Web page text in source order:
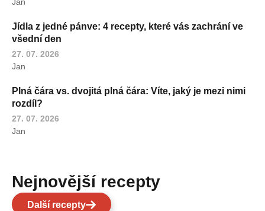
Jídla z jedné pánve: 4 recepty, které vás zachrání ve
všední den
27. 07. 2026
Jan
Plná čára vs. dvojitá plná čára: Víte, jaký je mezi nimi
rozdíl?
27. 07. 2026
Jan
Nejnovější recepty
Další recepty